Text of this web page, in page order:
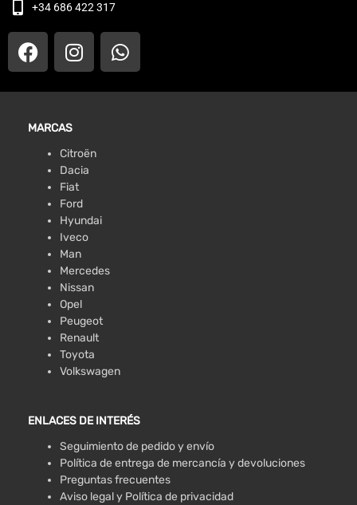
+34 686 422 317
MARCAS
Citroën
Dacia
Fiat
Ford
Hyundai
Iveco
Man
Mercedes
Nissan
Opel
Peugeot
Renault
Toyota
Volkswagen
ENLACES DE INTERÉS
Seguimiento de pedido y envío
Política de entrega de mercancía y devoluciones
Preguntas frecuentes
Aviso legal y Política de privacidad